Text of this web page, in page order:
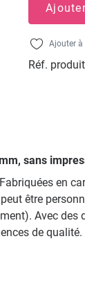
Ajouter à
Réf.
sans
en
être
Avec
de qualité.